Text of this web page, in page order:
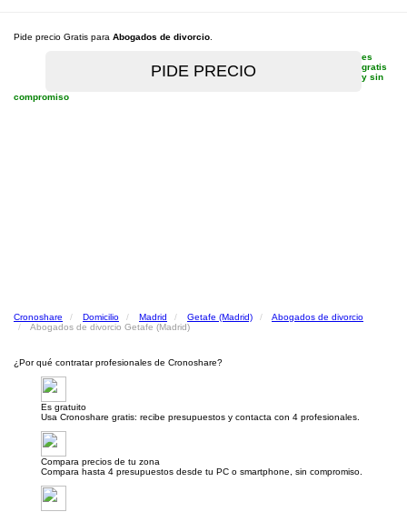
Pide precio Gratis para Abogados de divorcio
es
gratis
y sin
compromiso
Cronoshare Domicilio Madrid Getafe (Madrid)
Abogados de divorcio
Abogados de divorcio Getafe (Madrid)
¿Por qué contratar profesionales de Cronoshare?
Es gratuito
Usa Cronoshare gratis: recibe presupuestos y contacta con 4 profesionales.
Compara precios de tu zona
Compara hasta 4 presupuestos desde tu PC o smartphone, sin compromiso.